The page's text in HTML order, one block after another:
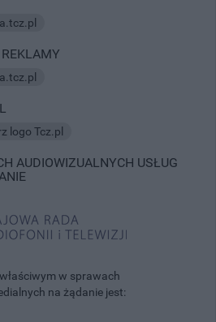
logo Tcz.pl
AUDIOWIZUALNYCH USŁUG
w sprawach
na żądanie jest: